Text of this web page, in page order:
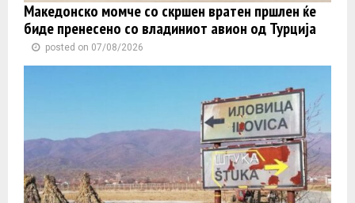
Македонско момче со скршен вратен пршлен ќе
биде пренесено со владиниот авион од Турција
posted on 07/08/2026